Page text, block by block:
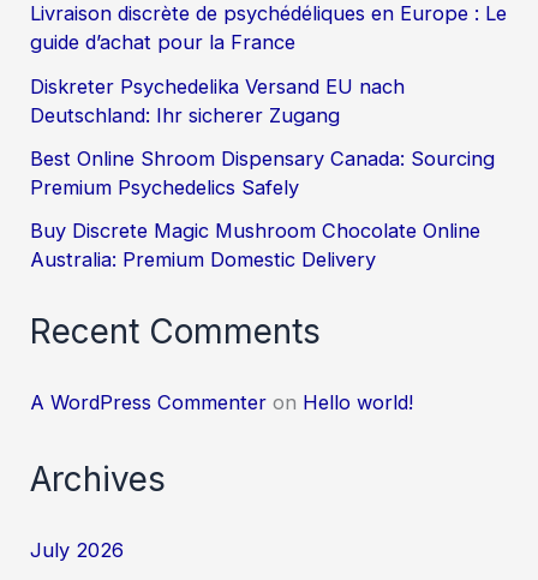
Livraison discrète de psychédéliques en Europe : Le
guide d’achat pour la France
Diskreter Psychedelika Versand EU nach
Deutschland: Ihr sicherer Zugang
Best Online Shroom Dispensary Canada: Sourcing
Premium Psychedelics Safely
Buy Discrete Magic Mushroom Chocolate Online
Australia: Premium Domestic Delivery
Recent Comments
A WordPress Commenter on Hello world!
Archives
July 2026